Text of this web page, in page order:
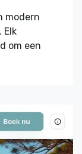
modern
Elk
om een